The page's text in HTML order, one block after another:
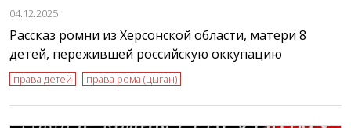
04.12.2025
Рассказ ромни из Херсонской области, матери 8
детей, пережившей российскую оккупацию
права детей права рома (цыган)